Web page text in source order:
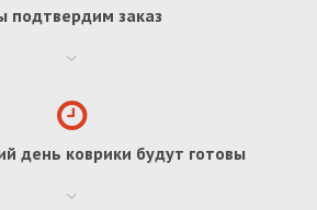
подтвердим заказ
день коврики будут готовы